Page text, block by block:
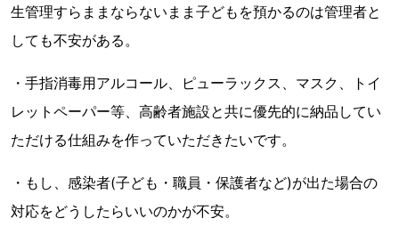
生管理すらままならないまま子どもを預かるのは管理者と
しても不安がある。
・手指消毒用アルコール、ピューラックス、マスク、トイ
レットペーパー等、高齢者施設と共に優先的に納品してい
ただける仕組みを作っていただきたいです。
・もし、感染者(子ども・職員・保護者など)が出た場合の
対応をどうしたらいいのかが不安。